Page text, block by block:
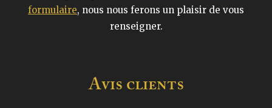
formulaire, nous nous ferons un plaisir de vous
renseigner.
Avis clients